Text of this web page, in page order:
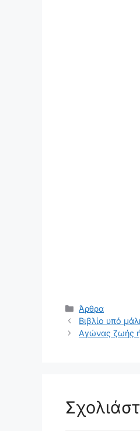
Κατηγορίες
Άρθρα
Βιβλίο υπό
Αγώνας ζωής